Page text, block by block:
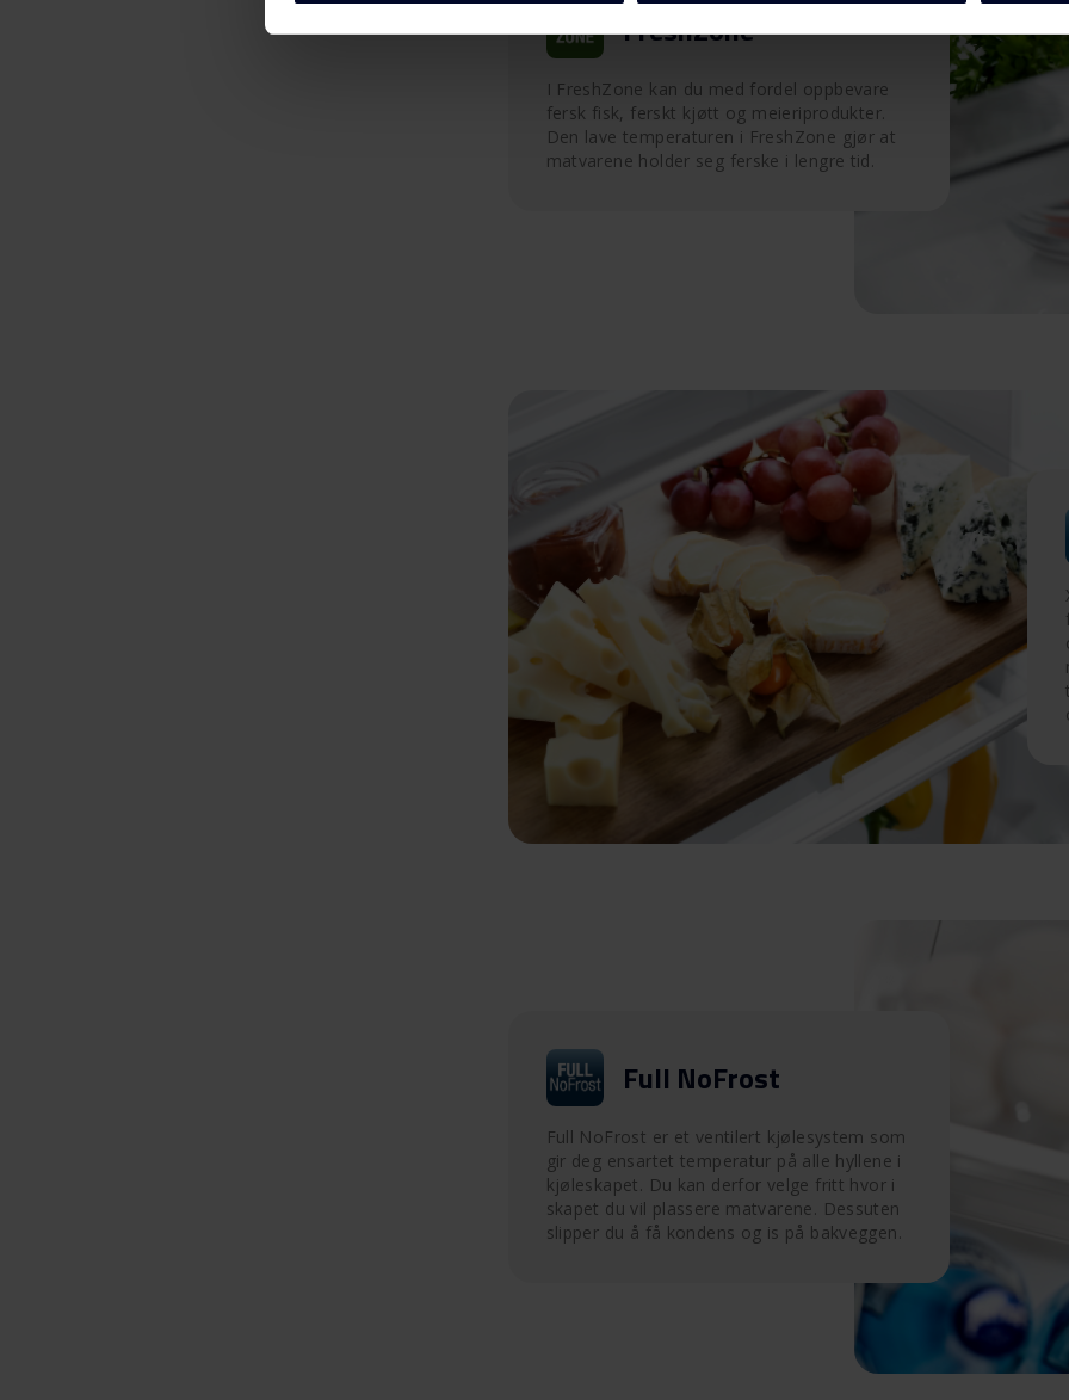
FreshZone
I FreshZone kan du med fordel oppbevare
fersk fisk, ferskt kjøtt og meieriprodukter.
Den lave temperaturen i FreshZone gjør at
matvarene holder seg ferske i lengre tid.
Full NoFrost
Full NoFrost er et ventilert kjølesystem som
gir deg ensartet temperatur på alle hyllene i
kjøleskapet. Du kan derfor velge fritt hvor i
skapet du vil plassere matvarene. Dessuten
slipper du å få kondens og is på bakveggen.